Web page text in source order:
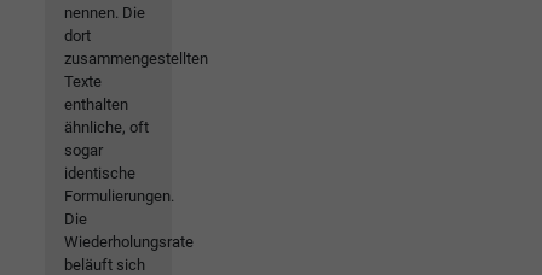
nennen. Die
dort
zusammengestellten
Texte
enthalten
ähnliche, oft
sogar
identische
Formulierungen.
Die
Wiederholungsrate
beläuft sich